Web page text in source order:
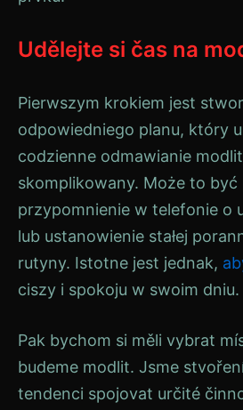
Udělejte si čas na
Pierwszym krokiem jest
odpowiedniego planu, który
codzienne odmawianie
skomplikowany. Może to być
przypomnienie w telefonie o
lub ustanowienie stałej
rutyny. Istotne jest jednak,
ciszy i spokoju w swoim dniu.
Pak bychom si měli vybrat
budeme modlit. Jsme
tendenci spojovat určité